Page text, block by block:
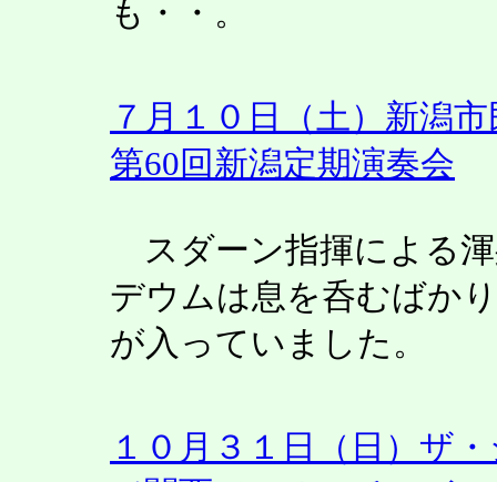
も・・。
７月１０日（土）新潟
第60回新潟定期演奏会
スダーン指揮による
デウムは息を呑むばか
が入っていました。
１０月３１日（日）ザ